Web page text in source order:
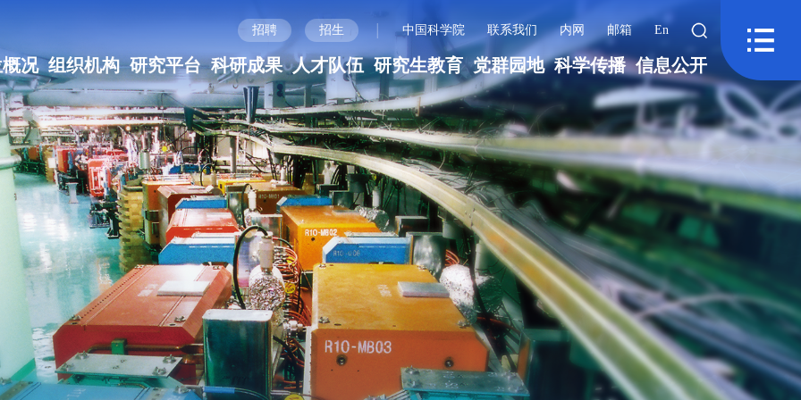
招聘 招生 | 中国科学院 联系我们 内网 邮箱 En
况 组织机构 研究平台 科研成果 人才队伍 研究生教育 党群园地 科学传播 信息公开